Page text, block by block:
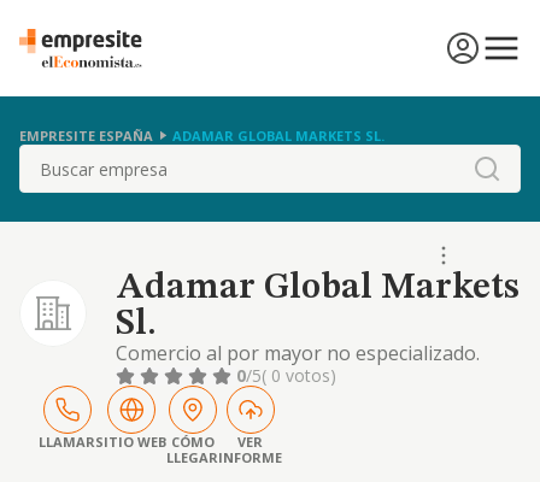
EMPRESITE ESPAÑA ADAMAR GLOBAL MARKETS SL.
Buscar
Adamar Global Markets
Sl.
Comercio al por mayor no especializado.
otras actividades: importación, exportación,
compra-venta, distribución o intermediación
de todo tipo de mercancías no perecederas,
principalmente, electrónicas. las actividades
enumeradas también podrán ser
0/5( 0 votos)
LLAMARSITIO WEB CÓMO
LLEGAR
VER
INFORME